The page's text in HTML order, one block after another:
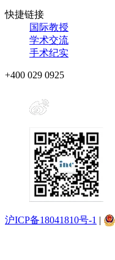
快捷链接
国际教授
学术交流
手术纪实
+400 029 0925
沪ICP备18041810号-1 |